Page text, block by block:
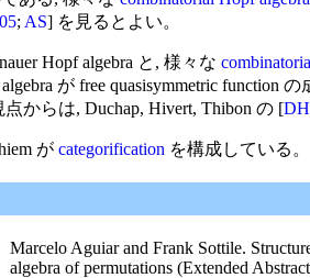
;AS] を見るとよい。
Hopf algebra と, 様々な
algebra が free quasisymmetric function
からは, Duchap, Hivert, Thibon の [
がcategorification を構成している。
Marcelo Aguiar and Frank Sottile.
algebra of permutations (Extended